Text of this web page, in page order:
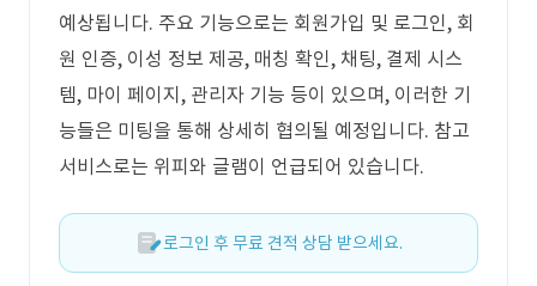
예상됩니다. 주요 기능으로는 회원가입 및 로그인, 회
원 인증, 이성 정보 제공, 매칭 확인, 채팅, 결제 시스
템, 마이 페이지, 관리자 기능 등이 있으며, 이러한 기
능들은 미팅을 통해 상세히 협의될 예정입니다. 참고
서비스로는 위피와 글램이 언급되어 있습니다.
로그인 후 무료 견적 상담 받으세요.